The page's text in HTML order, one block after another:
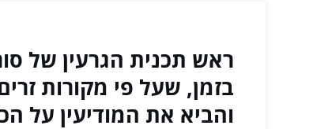
ראש תכנית הגרעין של
בזמן, שעל פי מקורות
והביא את המודיעין על